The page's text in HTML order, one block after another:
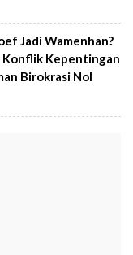
Jadi Wamenhan?
Konflik Kepentingan
Birokrasi Nol